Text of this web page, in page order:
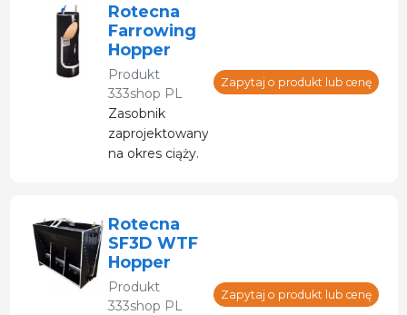
swoją
wydajność, aby
nadal być
najlepszym
wyborem dla
najbardziej
wymagających
hodowców
Rotecna
Farrowing
Hopper
Produkt
333shop PL
Zasobnik
zaprojektowany
na okres ciąży.
Zapytaj o produkt lub cenę
Rotecna
SF3D WTF
Hopper
Produkt
333shop PL
Zapytaj o produkt lub cenę